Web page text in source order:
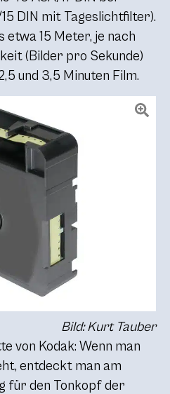
DIN mit Tageslichtfilter).
etwa 15 Meter, je nach
(Bilder pro Sekunde)
und 3,5 Minuten Film.
Bild: Kurt Tauber
von Kodak: Wenn man
entdeckt man am
für den Tonkopf der